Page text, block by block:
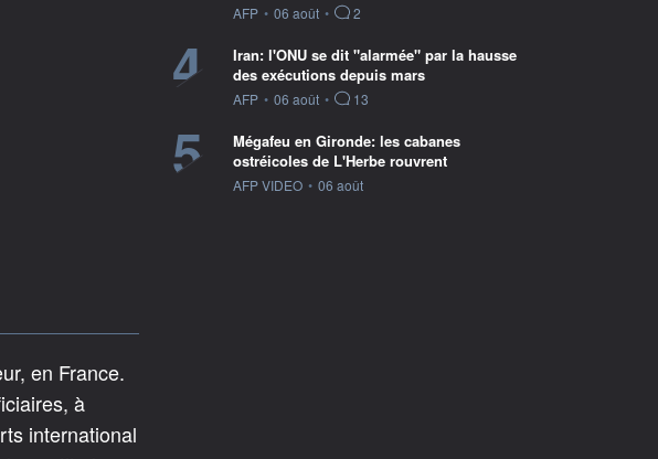
en France.
à
international
information fournie par
AFP • 06 août • 2
4
Iran: l'ONU se dit "alarmée" par la hausse
des exécutions depuis mars
information fournie par
AFP • 06 août • 13
5
Mégafeu en Gironde: les cabanes
ostréicoles de L'Herbe rouvrent
information fournie par
AFP VIDEO • 06 août